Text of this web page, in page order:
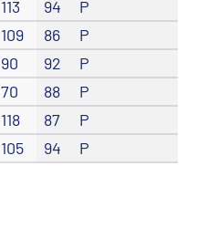
113 94
P
109 86
P
90 92
P
70 88
P
118 87
P
105 94 P